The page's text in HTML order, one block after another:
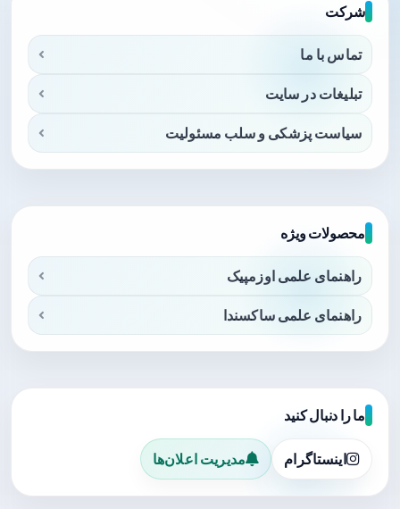
شرکت
تماس با ما
تبلیغات در سایت
سیاست پزشکی و سلب مسئولیت
محصولات ویژه
راهنمای علمی اوزمپیک
راهنمای علمی ساکسندا
ما را دنبال کنید
اینستاگرام مدیریت اعلان‌ها